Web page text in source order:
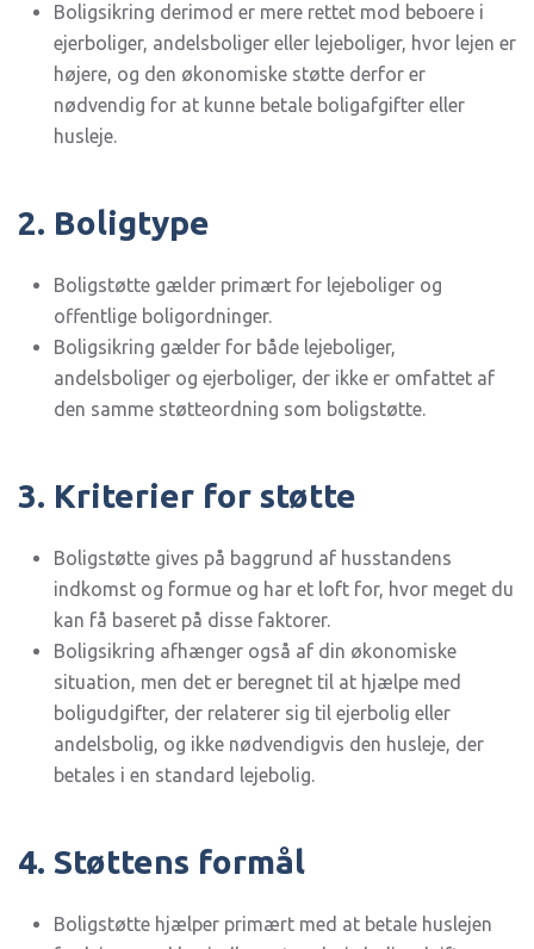
Boligsikring derimod er mere rettet mod beboere i
ejerboliger, andelsboliger eller lejeboliger, hvor lejen er
højere, og den økonomiske støtte derfor er
nødvendig for at kunne betale boligafgifter eller
husleje.
2. Boligtype
Boligstøtte gælder primært for lejeboliger og
offentlige boligordninger.
Boligsikring gælder for både lejeboliger,
andelsboliger og ejerboliger, der ikke er omfattet af
den samme støtteordning som boligstøtte.
3. Kriterier for støtte
Boligstøtte gives på baggrund af husstandens
indkomst og formue og har et loft for, hvor meget du
kan få baseret på disse faktorer.
Boligsikring afhænger også af din økonomiske
situation, men det er beregnet til at hjælpe med
boligudgifter, der relaterer sig til ejerbolig eller
andelsbolig, og ikke nødvendigvis den husleje, der
betales i en standard lejebolig.
4. Støttens formål
Boligstøtte hjælper primært med at betale huslejen